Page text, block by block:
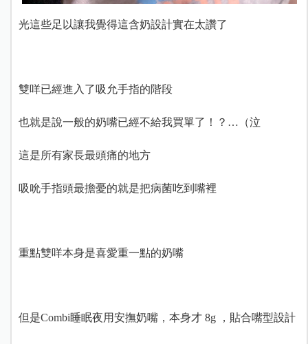
光這些足以讓我覺得這含奶設計實在太讚了
雙咩已經進入了吸允手指的階段
也就是說一般的奶嘴已經不給我買單了！？…（泣
這是所有家長最頭痛的地方
吸吮手指頭最擔憂的就是把病菌吃到嘴裡
重點雙咩本身是喜愛重一點的奶嘴
但是Combi睡眠夜用安撫奶嘴， 本身才 8g ， 貼合嘴型設計